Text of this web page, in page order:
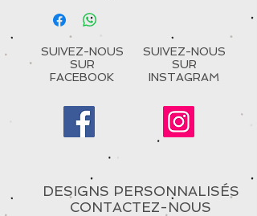
SUIVEZ-NOUS
SUR
FACEBOOK
SUIVEZ-NOUS
SUR
INSTAGRAM
DESIGNS PERSONNALISÉS
CONTACTEZ-NOUS